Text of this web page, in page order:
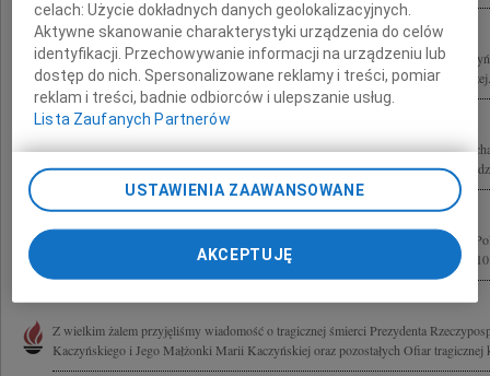
10 kwietnia 2010 roku w katastrofie lotniczej pod Smoleńskiem zginęli Lech
Polskiej bp gen. ks. Tadeusz Płoski Ordynariusz Polowy Wojska Polskiego
Z ogromnym żalem i smutkiem żegnamy Prezydenta Rzeczypospolitej Polskiej
Marię Kaczyńską oraz Wszystkie Ofiary katastrofy lotniczej pod Smoleńskiem
Z głębokim żalem przyjęliśmy wiadomość o śmierci Prezydenta Rzeczypospolitej
wraz z Małżonką oraz pozostałych Ofiar katastrofy lotniczej z dnia 10 kwietnia
Z wielkim żalem przyjęliśmy wiadomość o tragicznej śmierci Prezydenta
Kaczyńskiego i Jego Małżonki Marii Kaczyńskiej oraz pozostałych Ofiar tragicznej
celach:Użycie dokładnych danych geolokalizacyjnych.
Aktywne skanowanie charakterystyki urządzenia do celów
identyfikacji. Przechowywanie informacji na urządzeniu lub
dostęp do nich. Spersonalizowane reklamy i treści, pomiar
reklam i treści, badnie odbiorców i ulepszanie usług.
Lista Zaufanych Partnerów
USTAWIENIA ZAAWANSOWANE
AKCEPTUJĘ